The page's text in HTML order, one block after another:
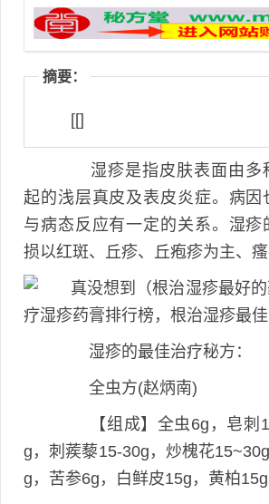
摘要：
[[]
湿疹是指皮肤表面由多
起的浅层真皮及表皮炎症。病因
与病态反应有一定的关系。湿疹
损以红斑、丘疹、丘疱疹为主、瘙
湿疹的最佳治疗秘方：
全虫方(赵炳南)
【组成】全虫6g，皂刺
g，刺蒺藜15-30g，炒槐花
g，苦参6g，白鲜皮15g，黄柏15g